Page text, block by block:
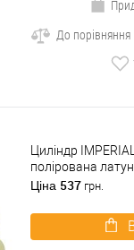
До порівняння
Циліндр
полірована
Ціна 537 грн.